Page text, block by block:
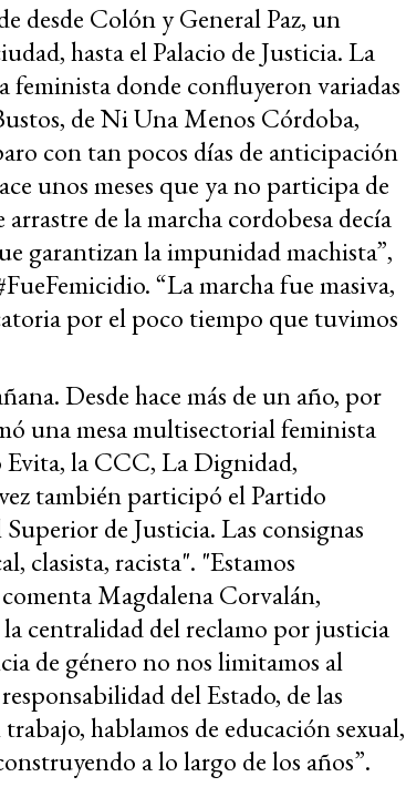
desde Colón y General Paz, un
hasta el Palacio de Justicia. La
feminista donde confluyeron variadas
de Ni Una Menos Córdoba,
con tan pocos días de anticipación
unos meses que ya no participa de
arrastre de la marcha cordobesa decía
garantizan la impunidad machista”,
“La marcha fue masiva,
por el poco tiempo que tuvimos
Desde hace más de un año, por
una mesa multisectorial feminista
la CCC, La Dignidad,
también participó el Partido
de Justicia. Las consignas
clasista, racista". "Estamos
Magdalena Corvalán,
centralidad del reclamo por justicia
de género no nos limitamos al
del Estado, de las
hablamos de educación sexual,
a lo largo de los años”.